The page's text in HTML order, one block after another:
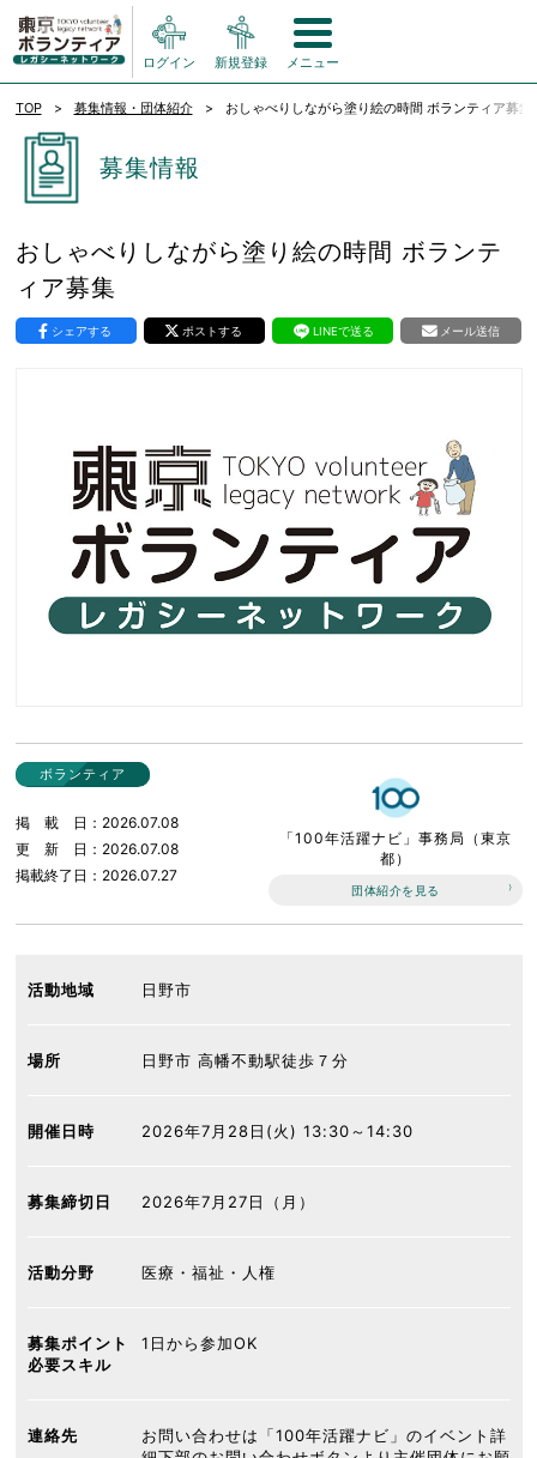
ログイン 新規登録 メニュー
TOP 募集情報・団体紹介 おしゃべりしながら塗り絵の時間 ボランティア募集
募集情報
おしゃべりしながら塗り絵の時間 ボランテ
ィア募集
シェアする ポストする LINEで送る メール送信
ボランティア
掲載日
2026.07.08
更新日
2026.07.08
掲載終了日
2026.07.27
「100年活躍ナビ」事務局（東京
都）
団体紹介を見る
活動地域 日野市
場所 日野市 高幡不動駅徒歩７分
開催日時 2026年7月28日(火) 13:30～14:30
募集締切日 2026年7月27日（月）
活動分野 医療・福祉・人権
募集ポイント
必要スキル
1日から参加OK
連絡先
お問い合わせは「100年活躍ナビ」のイベント詳